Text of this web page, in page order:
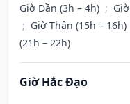
Giờ Dần (3h – 4h) ;
; Giờ Thân (15h – 16h)
(21h – 22h)
Giờ Hắc Đạo